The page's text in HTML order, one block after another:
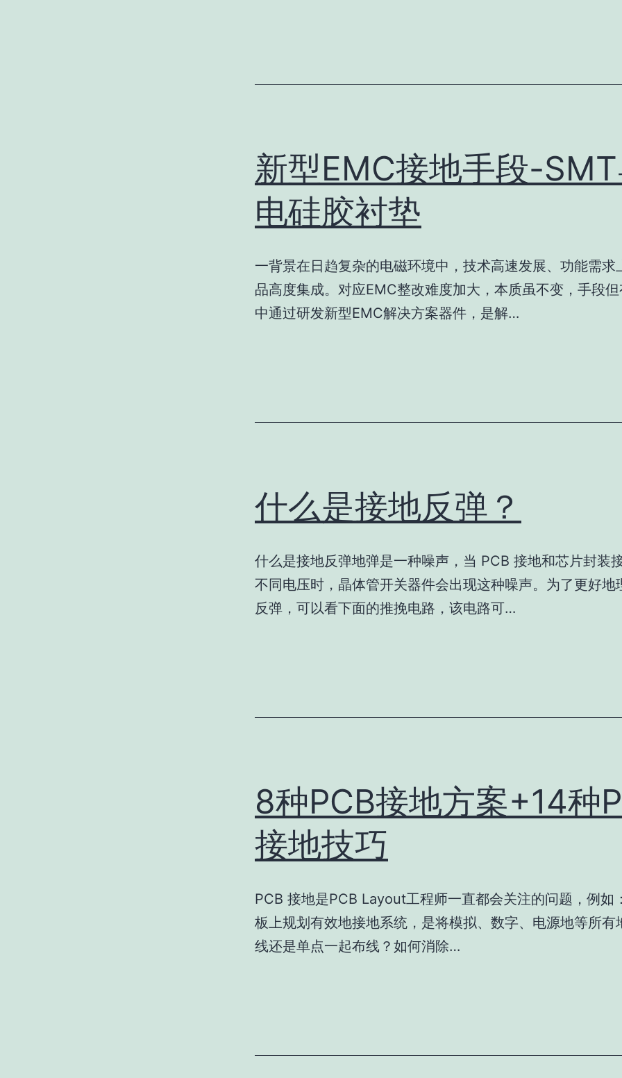
新型EMC接地手段-
电硅胶衬垫
一背景在日趋复杂的电磁环境中，技术高速发展、功能需求
品高度集成。对应EMC整改难度加大，本质虽不变，手段
中通过研发新型EMC解决方案器件，是解…
什么是接地反弹？
什么是接地反弹地弹是一种噪声，当 PCB 接地和芯片封装
不同电压时，晶体管开关器件会出现这种噪声。为了更好地
反弹，可以看下面的推挽电路，该电路可…
8种PCB接地方案+14种
接地技巧
PCB 接地是PCB Layout工程师一直都会关注的问题，例如
板上规划有效地接地系统，是将模拟、数字、电源地等所有
线还是单点一起布线？如何消除…